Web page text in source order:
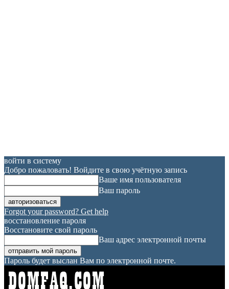
войти в систему
Добро пожаловать! Войдите в свою учётную запись
Ваше имя пользователя
Ваш пароль
Forgot your password? Get help
восстановление пароля
Восстановите свой пароль
Ваш адрес электронной почты
Пароль будет выслан Вам по электронной почте.